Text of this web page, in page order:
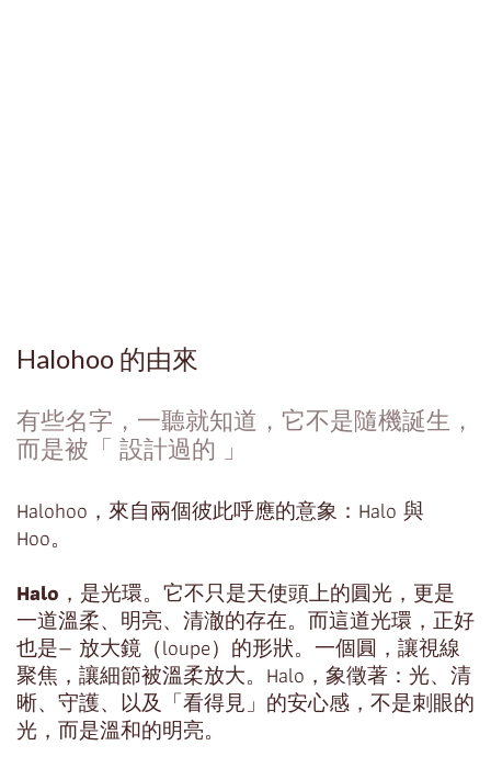
Halohoo 的由來
有些名字，一聽就知道，它不是隨機誕生，
而是被「 設計過的 」
Halohoo，來自兩個彼此呼應的意象：Halo 與
Hoo。
Halo ，是光環。它不只是天使頭上的圓光，更是
一道溫柔、明亮、清澈的存在。而這道光環，正好
也是— 放大鏡（loupe）的形狀。一個圓，讓視線
聚焦，讓細節被溫柔放大。Halo，象徵著：光、清
晰、守護、以及「看得見」的安心感，不是刺眼的
光，而是溫和的明亮。